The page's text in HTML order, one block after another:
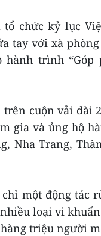
chức kỷ lục
tay với xà
trình
cuộn vải dài
gia và ủng hộ
Nha Trang,
một động tác
loại vi
triệu người